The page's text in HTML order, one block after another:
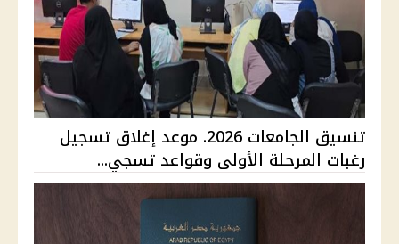
تنسيق الجامعات 2026. موعد إغلاق تسجيل
رغبات المرحلة الأولى وقواعد تسجي...